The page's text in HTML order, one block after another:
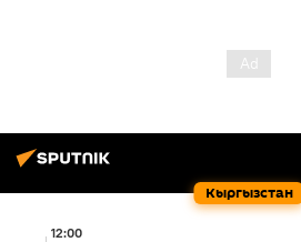
Кыргызстан
12:00